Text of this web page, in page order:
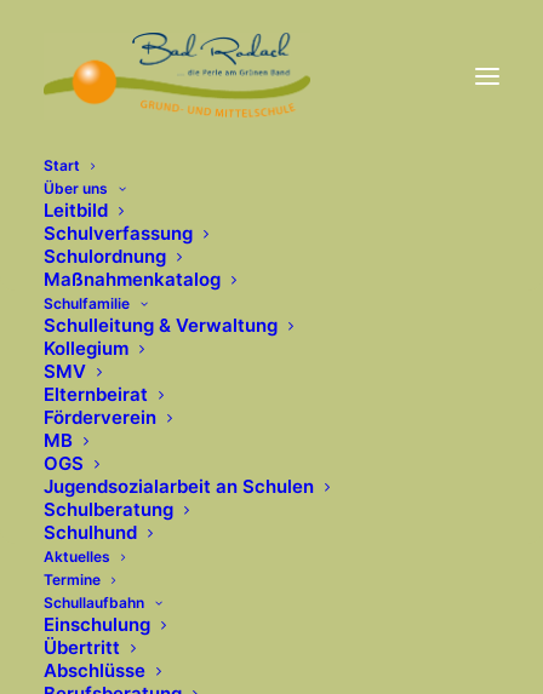
Start
Über uns
Leitbild
Schulverfassung
Schulordnung
Maßnahmenkatalog
Schulfamilie
Schulleitung & Verwaltung
Kollegium
SMV
Elternbeirat
Förderverein
MB
OGS
Jugendsozialarbeit an Schulen
Schulberatung
Schulhund
Aktuelles
Termine
Schullaufbahn
Einschulung
Übertritt
Abschlüsse
Impressionen vom letzten
Schultag